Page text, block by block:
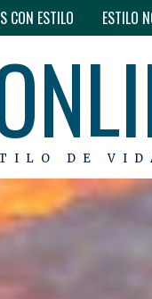
CON ESTILO ESTILO
DE